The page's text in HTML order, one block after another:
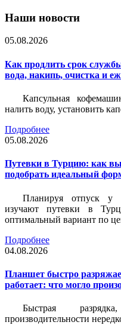
Наши новости
05.08.2026
Как продлить срок
вода, накипь, очистка и
Капсульная
налить воду, установить
Подробнее
05.08.2026
Путевки в Турцию: как
подобрать идеальный
Планируя отпуск у
изучают путевки в
оптимальный вариант по
Подробнее
04.08.2026
Планшет быстро
работает: что могло
Быстрая
производительности